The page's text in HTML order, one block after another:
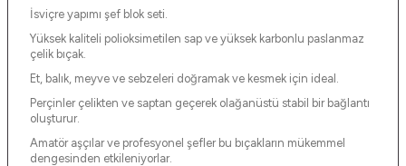
İsviçre yapımı şef blok seti.
Yüksek kaliteli polioksimetilen sap ve yüksek karbonlu paslanmaz
çelik bıçak.
Et, balık, meyve ve sebzeleri doğramak ve kesmek için ideal.
Perçinler çelikten ve saptan geçerek olağanüstü stabil bir bağlantı
oluşturur.
Amatör aşçılar ve profesyonel şefler bu bıçakların mükemmel
dengesinden etkileniyorlar.